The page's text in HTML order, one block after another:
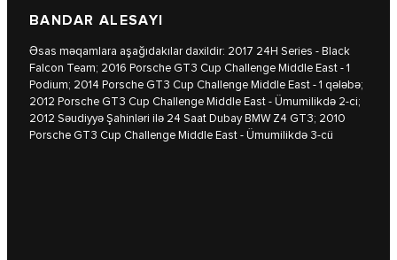
BANDAR ALESAYI
Əsas məqamlara aşağıdakılar daxildir: 2017 24H Series - Black
Falcon Team; 2016 Porsche GT3 Cup Challenge Middle East - 1
Podium; 2014 Porsche GT3 Cup Challenge Middle East - 1 qələbə;
2012 Porsche GT3 Cup Challenge Middle East - Ümumilikdə 2-ci;
2012 Səudiyyə Şahinləri ilə 24 Saat Dubay BMW Z4 GT3; 2010
Porsche GT3 Cup Challenge Middle East - Ümumilikdə 3-cü